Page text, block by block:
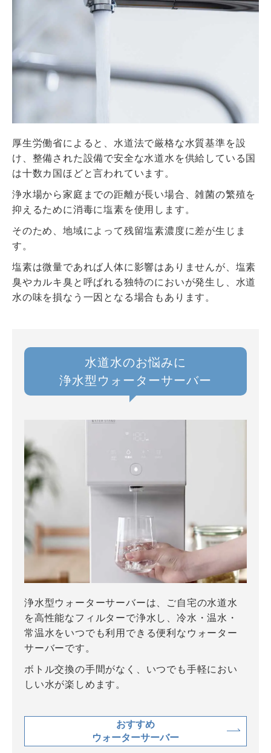
厚生労働省によると、水道法で厳格な水質基準を設
け、整備された設備で安全な水道水を供給している国
は十数カ国ほどと言われています。
浄水場から家庭までの距離が長い場合、雑菌の繁殖を
抑えるために消毒に塩素を使用します。
そのため、地域によって残留塩素濃度に差が生じま
す。
塩素は微量であれば人体に影響はありませんが、塩素
臭やカルキ臭と呼ばれる独特のにおいが発生し、水道
水の味を損なう一因となる場合もあります。
水道水のお悩みに
浄水型ウォーターサーバー
浄水型ウォーターサーバーは、ご自宅の水道水
を高性能なフィルターで浄水し、冷水・温水・
常温水をいつでも利用できる便利なウォーター
サーバーです。
ボトル交換の手間がなく、いつでも手軽におい
しい水が楽しめます。
おすすめ
ウォーターサーバー